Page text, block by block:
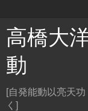
高橋大
動
[自発能動以亮天
く]